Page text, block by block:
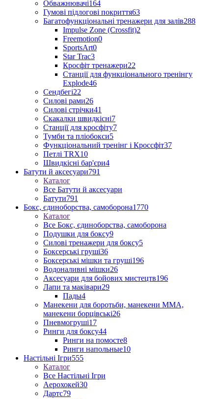
Обважнювачі164
Гумові підлогові покриття63
Багатофункціональні тренажери для залів288
Impulse Zone (Crossfit)2
Freemotion0
SportsArt0
Star Trac3
Кросфіт тренажери22
Станції для функціонального тренінгу
Explode46
Сендбегі22
Силові рами26
Силові стрічки41
Скакалки швидкісні7
Станції для кросфіту7
Тумби та пліобокси5
Функціональний тренінг і Кроссфіт37
Петлі TRX10
Швидкісні бар'єри4
Батути й аксесуари791
Каталог
Все Батути й аксесуари
Батути791
Бокс, єдиноборства, самоборона1770
Каталог
Все Бокс, єдиноборства, самоборона
Подушки для боксу9
Силові тренажери для боксу5
Боксерські груші36
Боксерські мішки та груші196
Водоналивні мішки26
Аксесуари для бойових мистецтв196
Лапи та маківари29
Пады4
Манекени для боротьби, манекени ММА,
манекени борцівські26
Пневмогруші17
Ринги для боксу44
Ринги на помосте8
Ринги напольные10
Настільні Ігри555
Каталог
Все Настільні Ігри
Аерохокей30
Дартс79